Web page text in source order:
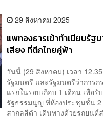
29 สิงหาคม 2025
แพทองธารเข้าทำเนียบรัฐ
เสียง ที่ตึกไทยคู่ฟ้า
วันนี้ (29 สิงหาคม) เวลา
รัฐมนตรี และรัฐมนตรีว่าการ
แรกในรอบเกือบ 1 เดือน เพื่อ
รัฐธรรมนูญ ที่ห้องประชุมชั้น
สากลสีดำ เดินทางด้วยรถยนต์